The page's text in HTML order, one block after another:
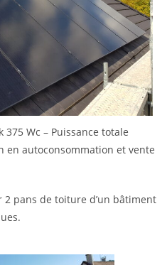
Wc – Puissance totale
en autoconsommation et vente
pans de toiture d’un bâtiment